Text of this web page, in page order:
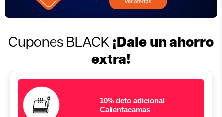
Cupones BLACK ¡Dale un ahorro
extra!
10% dcto adicional
Sindelen